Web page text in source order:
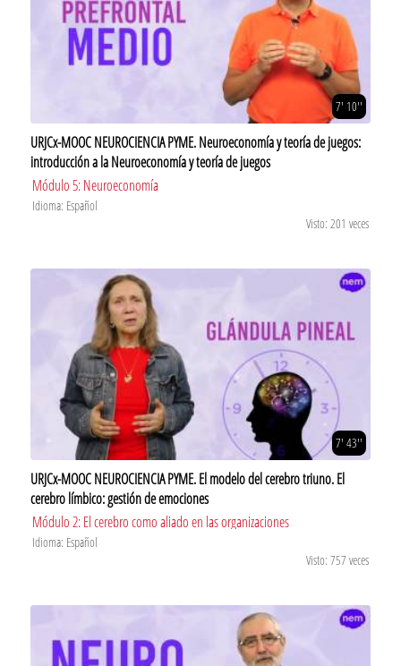
7' 10''
URJCx-MOOC NEUROCIENCIA PYME. Neuroeconomía y teoría de juegos:
introducción a la Neuroeconomía y teoría de juegos
Módulo 5: Neuroeconomía
Idioma: Español
Visto: 201 veces
7' 43''
URJCx-MOOC NEUROCIENCIA PYME. El modelo del cerebro triuno. El
cerebro límbico: gestión de emociones
Módulo 2: El cerebro como aliado en las organizaciones
Idioma: Español
Visto: 757 veces